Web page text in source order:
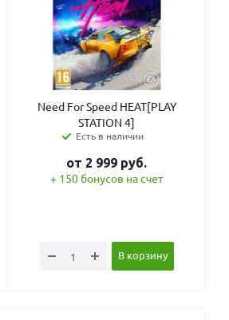
Need For Speed HEAT[PLAY
STATION 4]
Есть в наличии
от 2 999 руб.
+ 150 бонусов на счет
В корзину